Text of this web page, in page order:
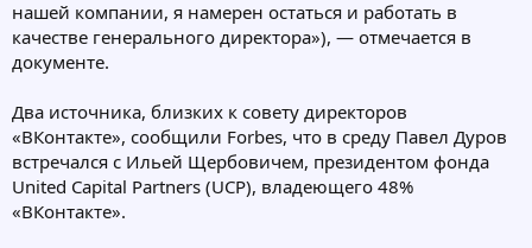
нашей компании, я намерен остаться и работать в
качестве генерального директора»), — отмечается в
документе.
Два источника, близких к совету директоров
«ВКонтакте», сообщили Forbes, что в среду Павел Дуров
встречался с Ильей Щербовичем, президентом фонда
United Capital Partners (UCP), владеющего 48%
«ВКонтакте».